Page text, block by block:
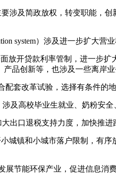
主要涉及简政放权，转变职能
system）涉及进一步扩大
面放开贷款利率管制，进一
品创新等，也涉及一些离岸业
配套改革试验，选择有条件的
）涉及高校毕业生就业、奶粉安
加大出口退税支持力度，加快
小城镇和小城市落户限制，
展节能环保产业，促进信息消